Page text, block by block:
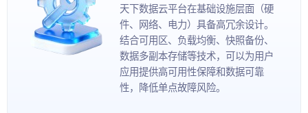
天下数据云平台在基础设施层面（硬
件、网络、电力）具备高冗余设计。
结合可用区、负载均衡、快照备份、
数据多副本存储等技术，可以为用户
应用提供高可用性保障和数据可靠
性，降低单点故障风险。